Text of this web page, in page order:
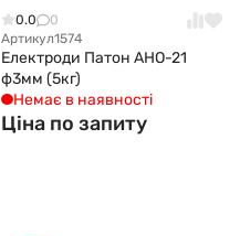
0.0
0
Артикул1574
Електроди Патон АНО-21
ф3мм (5кг)
Немає в наявності
Ціна по запиту